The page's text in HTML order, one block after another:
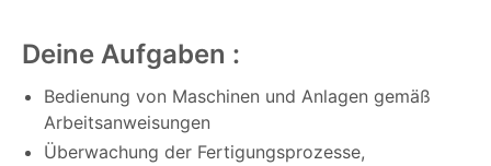
Deine Aufgaben :
Bedienung von Maschinen und Anlagen gemäß
Arbeitsanweisungen
Überwachung der Fertigungsprozesse,